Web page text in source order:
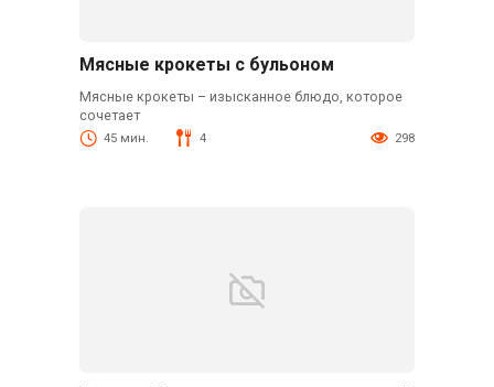
Мясные крокеты с бульоном
Мясные крокеты – изысканное блюдо, которое
сочетает
45 мин. 4 298